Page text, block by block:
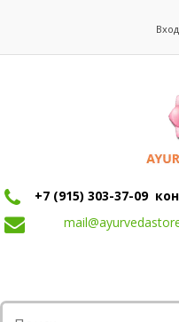
Вход
+7 (915) 303-37-09